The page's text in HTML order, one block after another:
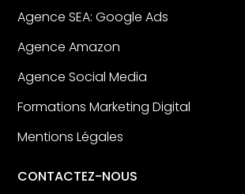
Agence SEA: Google Ads
Agence Amazon
Agence Social Media
Formations Marketing Digital
Mentions Légales
CONTACTEZ-NOUS